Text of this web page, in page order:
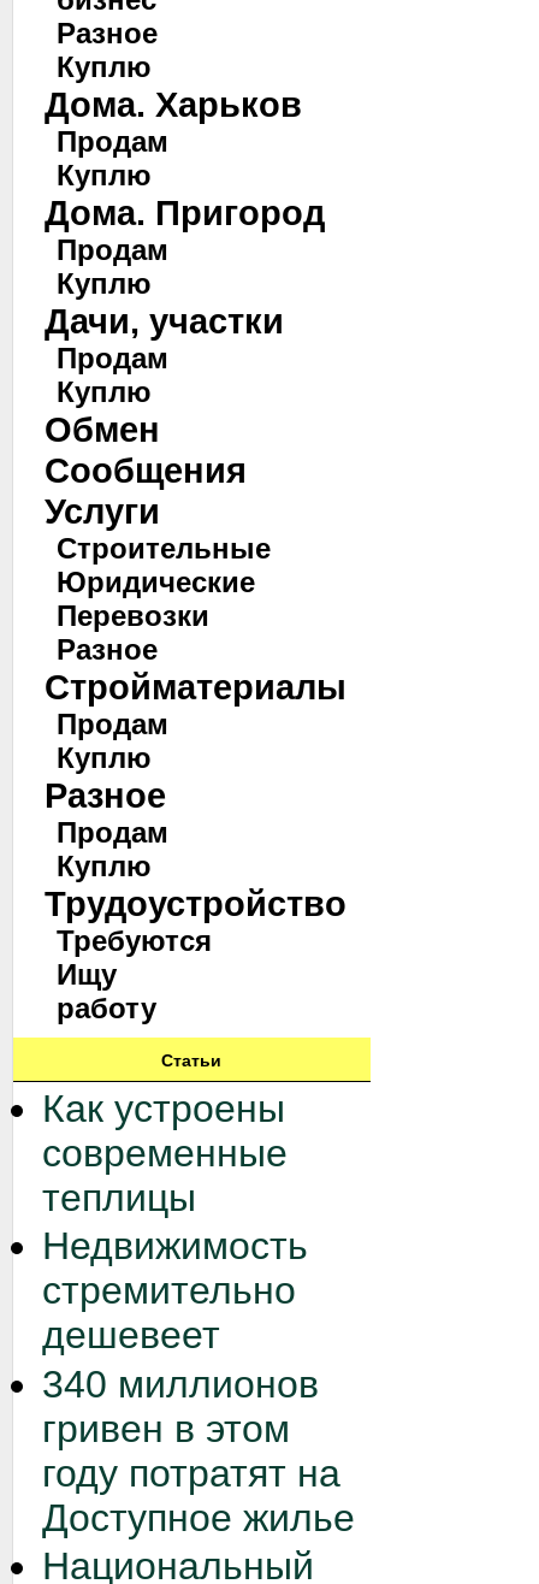
Разное
Куплю
Дома. Харьков
Продам
Куплю
Дома. Пригород
Продам
Куплю
Дачи, участки
Продам
Куплю
Обмен
Сообщения
Услуги
Строительные
Юридические
Перевозки
Разное
Стройматериалы
Продам
Куплю
Разное
Продам
Куплю
Трудоустройство
Требуются
Ищу
работу
Статьи
Как устроены
современные
теплицы
Недвижимость
стремительно
дешевеет
340 миллионов
гривен в этом
году потратят на
Доступное жилье
Национальный